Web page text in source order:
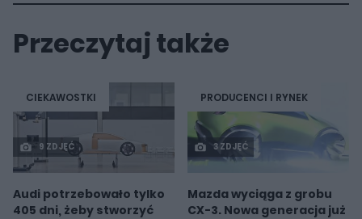
Przeczytaj także
CIEKAWOSTKI
9 ZDJĘĆ
Audi potrzebowało tylko
405 dni, żeby stworzyć
PRODUCENCI I RYNEK
3 ZDJĘĆ
Mazda wyciąga z grobu
CX-3. Nowa generacja już